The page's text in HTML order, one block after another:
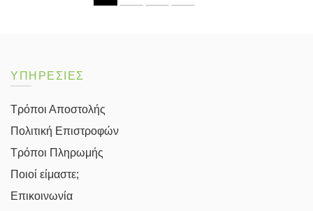
ΥΠΗΡΕΣΙΕΣ
Τρόποι Αποστολής
Πολιτική Επιστροφών
Τρόποι Πληρωμής
Ποιοί είμαστε;
Επικοινωνία